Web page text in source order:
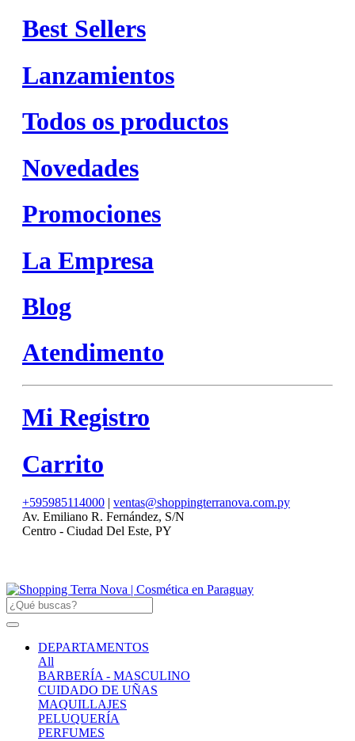
Best Sellers
Lanzamientos
Todos os productos
Novedades
Promociones
La Empresa
Blog
Atendimento
Mi Registro
Carrito
+595985114000 | ventas@shoppingterranova.com.py
Av. Emiliano R. Fernández, S/N
Centro - Ciudad Del Este, PY
DEPARTAMENTOS
All
BARBERÍA - MASCULINO
CUIDADO DE UÑAS
MAQUILLAJES
PELUQUERÍA
PERFUMES